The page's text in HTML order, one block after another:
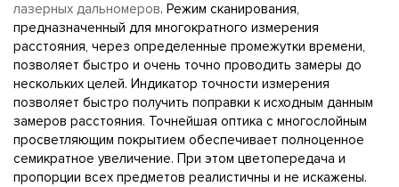
лазерных дальномеров. Режим сканирования,
предназначенный для многократного измерения
расстояния, через определенные промежутки времени,
позволяет быстро и очень точно проводить замеры до
нескольких целей. Индикатор точности измерения
позволяет быстро получить поправки к исходным данным
замеров расстояния. Точнейшая оптика с многослойным
просветляющим покрытием обеспечивает полноценное
семикратное увеличение. При этом цветопередача и
пропорции всех предметов реалистичны и не искажены.